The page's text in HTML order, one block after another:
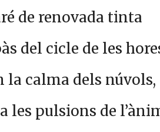
de renovada tinta
del cicle de les
la calma dels núvols,
les pulsions de